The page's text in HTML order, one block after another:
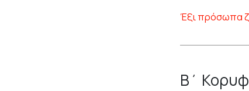
Έξι πρόσωπα
Β΄